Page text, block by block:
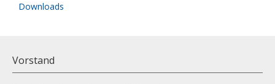
Downloads
Vorstand